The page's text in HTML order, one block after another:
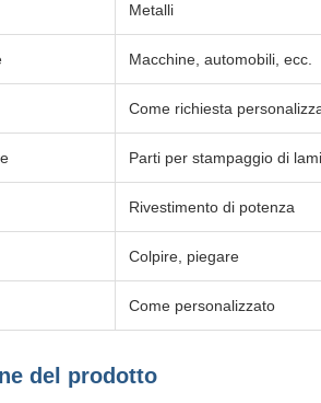
Metalli
Macchine, automobili, ecc.
Come richiesta
Parti per stampaggio di
Rivestimento di potenza
Colpire, piegare
Come personalizzato
del prodotto